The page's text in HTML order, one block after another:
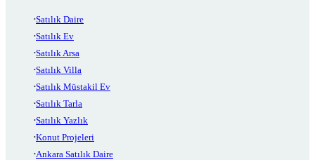
Satılık Daire
Satılık Ev
Satılık Arsa
Satılık Villa
Satılık Müstakil Ev
Satılık Tarla
Satılık Yazlık
Konut Projeleri
Ankara Satılık Daire